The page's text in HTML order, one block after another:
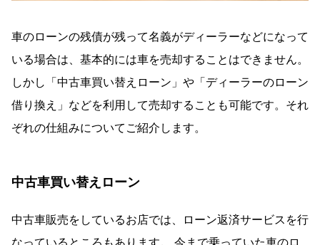
車のローンの残債が残って名義がディーラーなどになって
いる場合は、基本的には車を売却することはできません。
しかし「中古車買い替えローン」や「ディーラーのローン
借り換え」などを利用して売却することも可能です。それ
ぞれの仕組みについてご紹介します。
中古車買い替えローン
中古車販売をしているお店では、ローン返済サービスを行
なっているところもあります。 今まで乗っていた車のロ